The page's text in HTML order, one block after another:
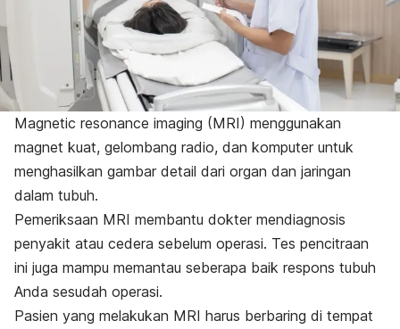
Magnetic resonance imaging (MRI) menggunakan
magnet kuat, gelombang radio, dan komputer untuk
menghasilkan gambar detail dari organ dan jaringan
dalam tubuh.
Pemeriksaan MRI membantu dokter mendiagnosis
penyakit atau cedera sebelum operasi. Tes pencitraan
ini juga mampu memantau seberapa baik respons tubuh
Anda sesudah operasi.
Pasien yang melakukan MRI harus berbaring di tempat